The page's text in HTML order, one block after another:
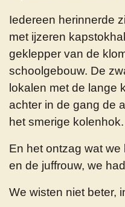
Iedereen herinnerde
met ijzeren
geklepper van de
schoolgebouw. De
lokalen met de lange
achter in de gang de
het smerige kolenhok.
En het ontzag wat
en de juffrouw, we
We wisten niet beter,